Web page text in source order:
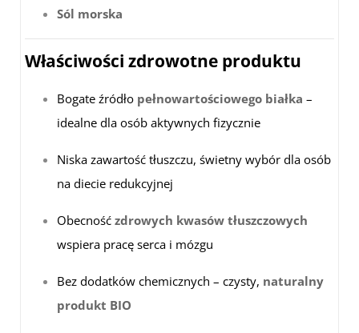
Sól morska
Właściwości zdrowotne produktu
Bogate źródło pełnowartościowego białka –
idealne dla osób aktywnych fizycznie
Niska zawartość tłuszczu, świetny wybór dla osób
na diecie redukcyjnej
Obecność zdrowych kwasów tłuszczowych
wspiera pracę serca i mózgu
Bez dodatków chemicznych – czysty, naturalny
produkt BIO